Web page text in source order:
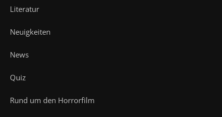
Literatur
Neuigkeiten
News
Quiz
Rund um den Horrorfilm